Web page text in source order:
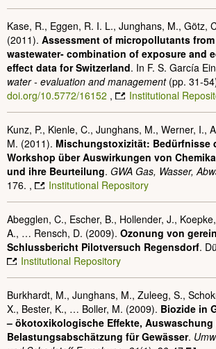
Kase, R., Eggen, R. I. L., Junghans, M., Götz,
(2011). Assessment of micropollutants
wastewater- combination of exposure and
effect data for Switzerland. In F. S. García
water - evaluation and management(pp. 31-
doi.org/10.5772/16152 , Institutional
Kunz, P., Kienle, C., Junghans, M., Werner, I.,
M. (2011). Mischungstoxizität: Bedürfnisse
Workshop über Auswirkungen von
und ihre Beurteilung. GWA Gas, Wasser,
176. ,
Institutional Repository
Abegglen, C., Escher, B., Hollender, J.,
A., … Rensch, D. (2009). Ozonung von
Schlussbericht Pilotversuch Regensdorf.
Institutional Repository
Burkhardt, M., Junghans, M., Zuleeg, S.,
X., Bester, K., … Boller, M. (2009). Biozide in
– ökotoxikologische Effekte, Auswaschung
Belastungsabschätzung für Gewässer.